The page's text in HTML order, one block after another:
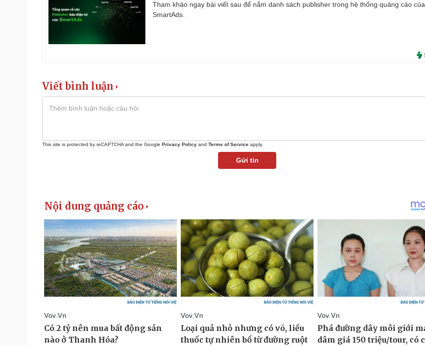
Tham khảo ngay bài viết sau để nắm danh sách publisher trong hệ thống quảng cáo của
SmartAds.
Viết bình luận
This site is protected by reCAPTCHA and the Google Privacy Policy and Terms of Service apply.
Gửi tin